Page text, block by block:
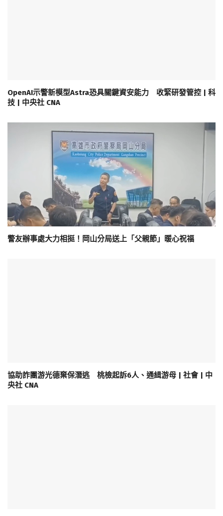
OpenAI示警新模型Astra恐具關鍵資安能力 收緊研發管控 | 科
技 | 中央社 CNA
警友辦事處大力相挺！岡山分局送上「父親節」暖心祝福
協助詐團游光德棄保潛逃 桃檢起訴6人、通緝游母 | 社會 | 中
央社 CNA